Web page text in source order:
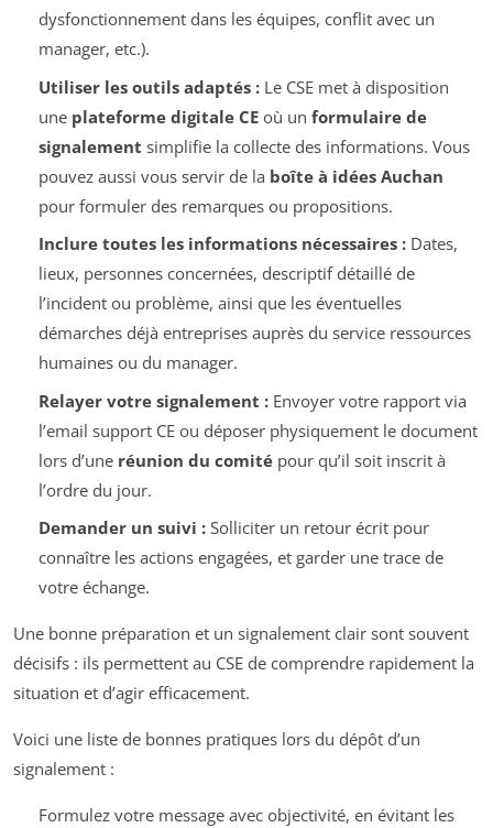
dysfonctionnement dans les équipes, conflit avec un
manager, etc.).
Utiliser les outils adaptés :Le CSE met à disposition
une plateforme digitale CEoù un formulaire de
signalement simplifie la collecte des informations. Vous
pouvez aussi vous servir de la boîte à idées Auchan
pour formuler des remarques ou propositions.
Inclure toutes les informations nécessaires :Dates,
lieux, personnes concernées, descriptif détaillé de
l’incident ou problème, ainsi que les éventuelles
démarches déjà entreprises auprès du service ressources
humaines ou du manager.
Relayer votre signalement :Envoyer votre rapport via
l’email support CE ou déposer physiquement le document
lors d’une réunion du comitépour qu’il soit inscrit à
l’ordre du jour.
Demander un suivi :Solliciter un retour écrit pour
connaître les actions engagées, et garder une trace de
votre échange.
Une bonne préparation et un signalement clair sont souvent
décisifs : ils permettent au CSE de comprendre rapidement la
situation et d’agir efficacement.
Voici une liste de bonnes pratiques lors du dépôt d’un
signalement :
Formulez votre message avec objectivité, en évitant les